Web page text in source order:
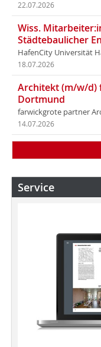
22.07.2026
Wiss.
Städtebaulicher
HafenCity Universität
18.07.2026
Architekt (m/w/d)
Dortmund
farwickgrote partner
14.07.2026
Service